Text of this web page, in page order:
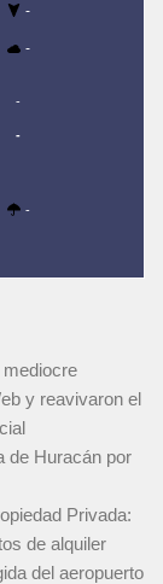
-
-
-
-
-
mediocre
y reavivaron el
de Huracán por
Privada:
de alquiler
del aeropuerto